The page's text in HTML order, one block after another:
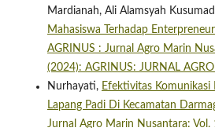
Mardianah, Ali Alamsyah
Mahasiswa Terhadap
AGRINUS : Jurnal Agro Marin
(2024): AGRINUS: JURNAL
Nurhayati, Efektivitas Komunikasi
Lapang Padi Di Kecamatan
Jurnal Agro Marin Nusantara: Vol.